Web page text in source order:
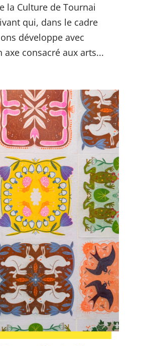
la Culture de Tournai
qui, dans le cadre
développe avec
axe consacré aux arts...